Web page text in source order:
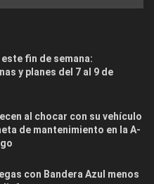
fin de semana:
y planes del 7 al 9 de
al chocar con su vehículo
de mantenimiento en la A-
con Bandera Azul menos